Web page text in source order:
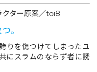
ター原案／toi8
。
りを傷つけてしまったユ
にスラムのならず者に誘